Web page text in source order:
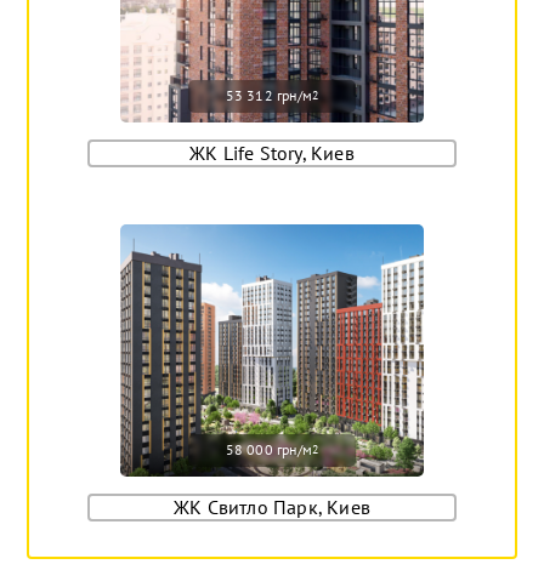
53 312 грн/м2
ЖК Life Story, Киев
58 000 грн/м2
ЖК Свитло Парк, Киев